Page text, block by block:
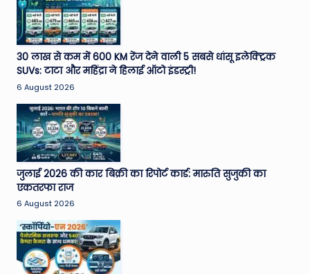
o
vi
e
N
e
w
s
A
ro
u
n
d
30 लाख से कम में 600 KM रेंज देने वाली 5 सबसे धांसू इलेक्ट्रिक
SUVs: टाटा और महिंद्रा ने हिलाई ऑटो इंडस्ट्री!
6 August 2026
जुलाई 2026 की कार बिक्री का रिपोर्ट कार्ड: मारुति सुजुकी का
एकतरफा राज
6 August 2026